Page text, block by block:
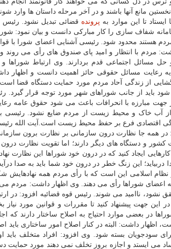
مانع آنها باشند و در آخر مرحله داستان ها وارد
تا این موارد به پرونده قضائی تبدیل نشود. رئیس
شفاف سازی را کار مبارکی دانست و بیان نمود:
هستند محدود شود. رئیسی آشنایی اعضای شورا با
مردم با انتظار و امید پای صندوق های رأی می روند
مسائل اجتماعی قدم بردارند. وی ارتباط شوراها و
رعایت مسائل حقوقی حائز اهمیت دانست و اظهار
از زندگی آحاد مردم مورد حمایت دستگاه قضا
باید از جانب شوراهای شهر مورد توجه قرار گیرد.
مبارزه با انحرافات باعث می شود حقوق عامه
از آب خاک و محیط زیست از مردم ضایع نشود. رئیسی با
اقتصادی فرع بر حفظ محیط زیست است.آیت الله رئیسی
در همه جا نظارت درون سازمانی بر نظارت برون
و دستگاه های دیگر دارند؛ اما تقویت نظارت
ایجاد کنید که در درون خود شوراها این نظارت
این زنگ خطر در درون خود شما باید به صدا
در نظام اسلامی این است که با رأی مردم همه نهادهایش
اعضای شوراها رأی می دهند. وی اظهار داشت: مردم می
نشود، ناامید می شوند. رئیس قوه قضائیه افزود: در
این جهت پیشنهاد کنید تا مقررات و قوانین مورد
در بعضی موارد احتیاج به اصلاح ساختار دارند که
داشت: البته در کنار اصلاح امور ساختاری باید
برای سودجویان بسته شود. وی افزود: افراد متخلف
می ایستد و اجازه بروز تخلف نمی دهند مورد حمایت